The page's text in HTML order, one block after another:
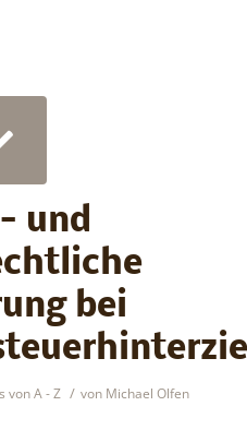
und
bei
von A - Z / von Michael Olfen